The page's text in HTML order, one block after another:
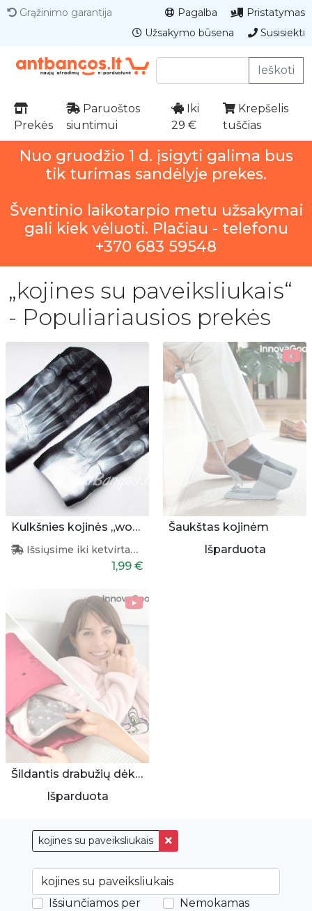
Grąžinimo garantija Pagalba
Pristatymas
Užsakymo būsena
Susisiekti
Ieškoti
Prekės
Paruoštos
siuntimui
Iki
29 €
Krepšelis
tuščias
Nuo gruodžio 1 d. įsigyti galima bus
tik turimas sandėlyje prekes.
Šventinio laikotarpio metu užsakymai
gali kiek vėluoti. Plačiau - telefonu
+370 683 59548
„kojines su paveiksliukais“
- Populiariausios prekės
kojines su paveiksliukais
Išsiunčiamos per
Nemokamas
Kulkšnies kojinės „wow“
Išsiųsime iki ketvirtadienio
1,99 €
Šaukštas kojinėm
Išparduota
Šildantis drabužių dėklas
Išparduota